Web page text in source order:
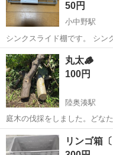
50円
小中野駅
シンクスライド棚です。 シン
す。 よろしくお願いします。
青森 八戸市 小中野駅
丸太🪵
100円
陸奥湊駅
庭木の伐採をしました。どな
いませんが、もっとあります
絡くださいm(_ _)m よろしく
青森 八戸市 陸奥湊駅
リンゴ箱